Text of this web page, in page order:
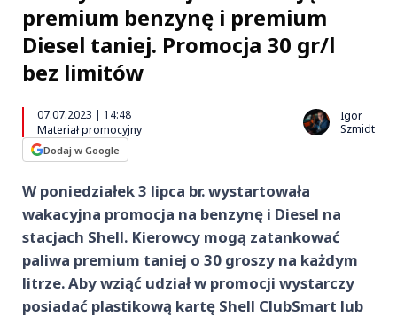
premium benzynę i premium
Diesel taniej. Promocja 30 gr/l
bez limitów
07.07.2023 | 14:48
Materiał promocyjny
Dodaj w Google
Igor
Szmidt
W poniedziałek 3 lipca br. wystartowała
wakacyjna promocja na benzynę i Diesel na
stacjach Shell. Kierowcy mogą zatankować
paliwa premium taniej o 30 groszy na każdym
litrze. Aby wziąć udział w promocji wystarczy
posiadać plastikową kartę Shell ClubSmart lub